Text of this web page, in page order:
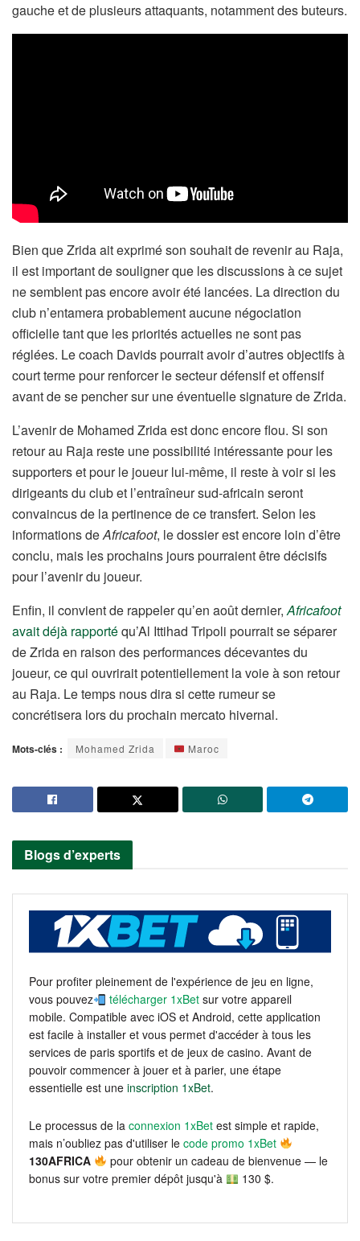
gauche et de plusieurs attaquants, notamment des buteurs.
Bien que Zrida ait exprimé son souhait de revenir au Raja,
il est important de souligner que les discussions à ce sujet
ne semblent pas encore avoir été lancées. La direction du
club n’entamera probablement aucune négociation
officielle tant que les priorités actuelles ne sont pas
réglées. Le coach Davids pourrait avoir d’autres objectifs à
court terme pour renforcer le secteur défensif et offensif
avant de se pencher sur une éventuelle signature de Zrida.
L’avenir de Mohamed Zrida est donc encore flou. Si son
retour au Raja reste une possibilité intéressante pour les
supporters et pour le joueur lui-même, il reste à voir si les
dirigeants du club et l’entraîneur sud-africain seront
convaincus de la pertinence de ce transfert. Selon les
informations deAfricafoot, le dossier est encore loin d’être
conclu, mais les prochains jours pourraient être décisifs
pour l’avenir du joueur.
Enfin, il convient de rappeler qu’en août dernier, Africafoot
avait déjà rapportéqu’Al Ittihad Tripoli pourrait se séparer
de Zrida en raison des performances décevantes du
joueur, ce qui ouvrirait potentiellement la voie à son retour
au Raja. Le temps nous dira si cette rumeur se
concrétisera lors du prochain mercato hivernal.
Mots-clés : Mohamed Zrida Maroc
Blogs d’experts
Pour profiter pleinement de l'expérience de jeu en ligne,
vous pouvez
télécharger 1xBet sur votre appareil
mobile. Compatible avec iOS et Android, cette application
est facile à installer et vous permet d'accéder à tous les
services de paris sportifs et de jeux de casino. Avant de
pouvoir commencer à jouer et à parier, une étape
essentielle est une inscription 1xBet.
Le processus de la connexion 1xBet est simple et rapide,
mais n’oubliez pas d'utiliser le code promo 1xBet
130AFRICA
pour obtenir un cadeau de bienvenue — le
bonus sur votre premier dépôt jusqu'à
130 $.